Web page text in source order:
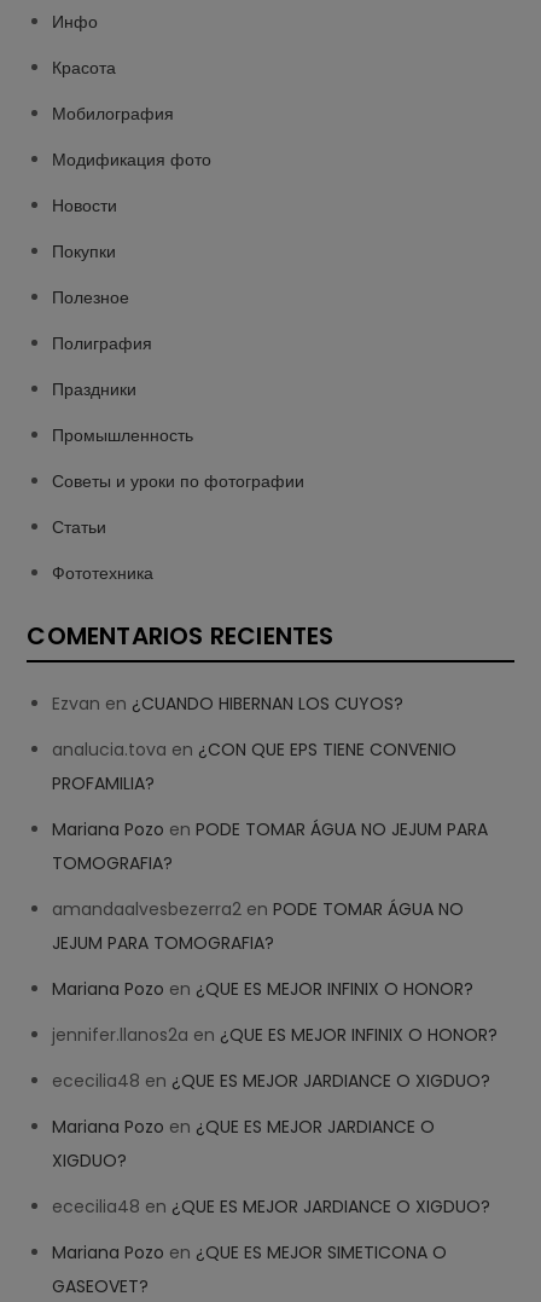
Инфо
Красота
Мобилография
Модификация фото
Новости
Покупки
Полезное
Полиграфия
Праздники
Промышленность
Советы и уроки по фотографии
Статьи
Фототехника
COMENTARIOS RECIENTES
Ezvan en ¿CUANDO HIBERNAN LOS CUYOS?
analucia.tova en ¿CON QUE EPS TIENE CONVENIO
PROFAMILIA?
Mariana Pozo enPODE TOMAR ÁGUA NO JEJUM PARA
TOMOGRAFIA?
amandaalvesbezerra2 enPODE TOMAR ÁGUA NO
JEJUM PARA TOMOGRAFIA?
Mariana Pozo en ¿QUE ES MEJOR INFINIX O HONOR?
jennifer.llanos2a en ¿QUE ES MEJOR INFINIX O HONOR?
ececilia48 en ¿QUE ES MEJOR JARDIANCE O XIGDUO?
Mariana Pozo en ¿QUE ES MEJOR JARDIANCE O
XIGDUO?
ececilia48 en ¿QUE ES MEJOR JARDIANCE O XIGDUO?
Mariana Pozo en ¿QUE ES MEJOR SIMETICONA O
GASEOVET?